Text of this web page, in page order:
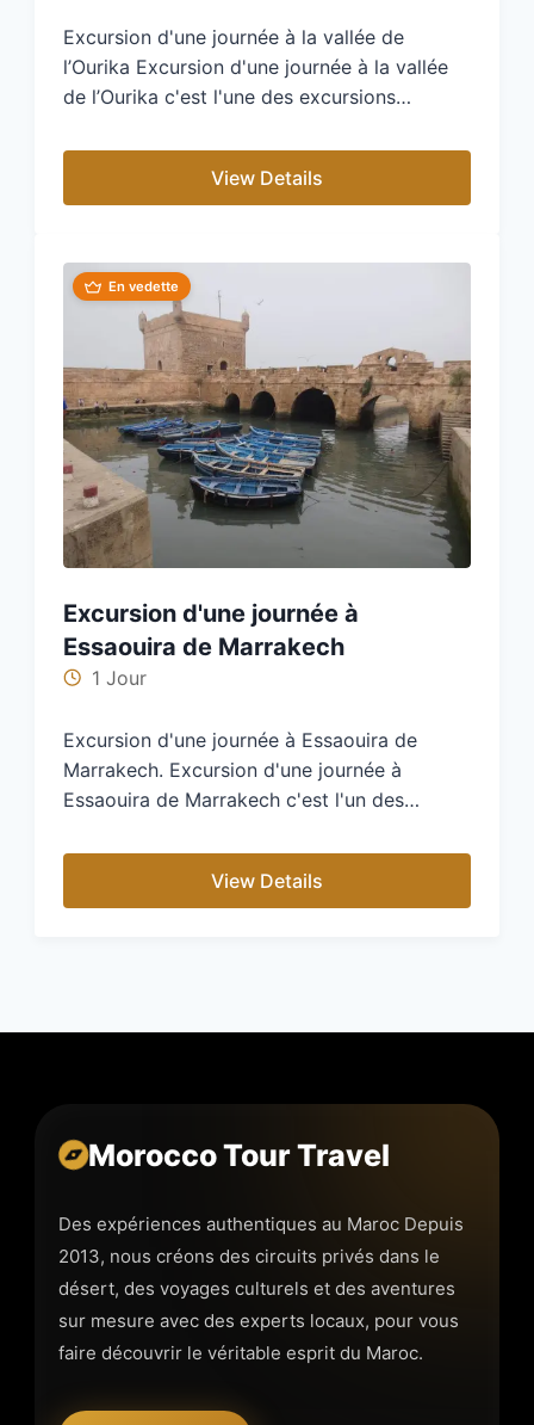
Excursion d'une journée à la vallée de
l’Ourika Excursion d'une journée à la vallée
de l’Ourika c'est l'une des excursions…
View Details
En vedette
Excursion d'une journée à
Essaouira de Marrakech
1 Jour
Excursion d'une journée à Essaouira de
Marrakech. Excursion d'une journée à
Essaouira de Marrakech c'est l'un des
View Details
Morocco Tour Travel
Des expériences authentiques au Maroc Depuis
2013, nous créons des circuits privés dans le
désert, des voyages culturels et des aventures
sur mesure avec des experts locaux, pour vous
faire découvrir le véritable esprit du Maroc.